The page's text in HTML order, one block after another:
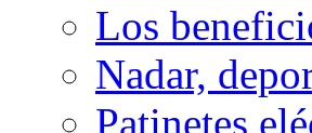
Los
Nadar,
Patinetes